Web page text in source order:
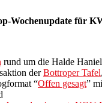
Wochenupdate für
rund um die Halde
derBottroper Tafel,
“Offen gesagt”